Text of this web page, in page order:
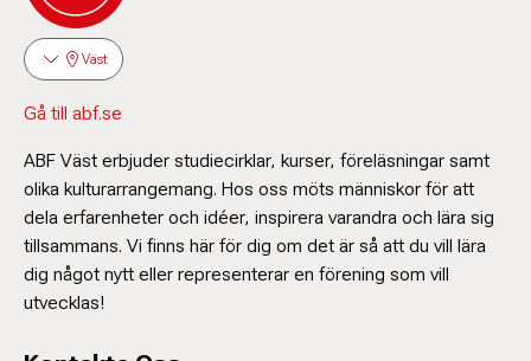
Väst
Gå till abf.se
ABF Väst erbjuder studiecirklar, kurser, föreläsningar samt
olika kulturarrangemang. Hos oss möts människor för att
dela erfarenheter och idéer, inspirera varandra och lära sig
tillsammans. Vi finns här för dig om det är så att du vill lära
dig något nytt eller representerar en förening som vill
utvecklas!